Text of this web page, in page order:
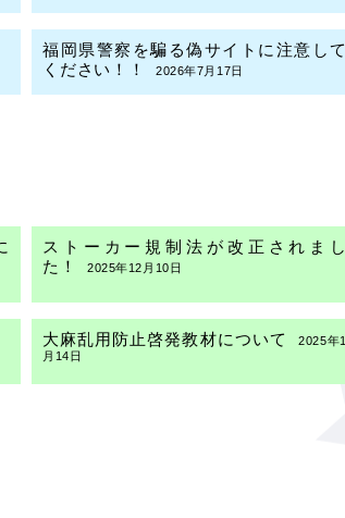
福岡県警察を騙る偽サイトに注意して
ください！！
2026年7月17日
ストーカー規制法が改正されまし
た！2025年12月10日
大麻乱用防止啓発教材について
2025年1
月14日